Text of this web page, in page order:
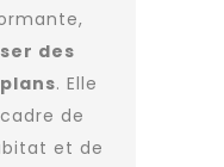
des
. Elle
de
et de